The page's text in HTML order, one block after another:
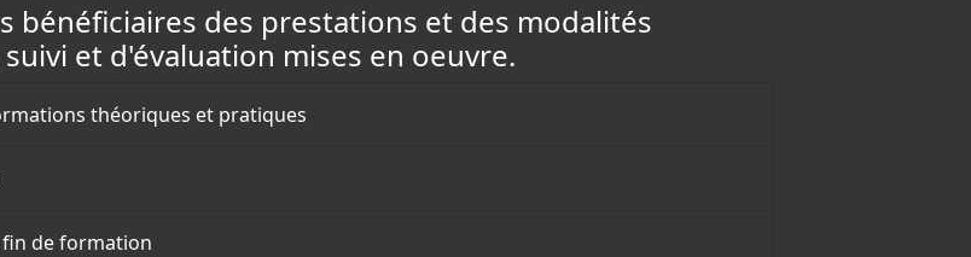
bénéficiaires des prestations et des modalités
et d'évaluation mises en oeuvre.
théoriques et pratiques
fin de formation